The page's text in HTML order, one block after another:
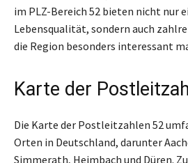
im PLZ-Bereich 52 bieten nicht nur
Lebensqualität, sondern auch
die Region besonders interessant
Karte der
Die Karte der Postleitzahlen 52
Orten in Deutschland, darunter
Simmerath, Heimbach und Düren.